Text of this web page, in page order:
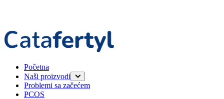
Početna
Naši proizvodi
Catafertyl FOR HER
Problemi sa začećem
PCOS